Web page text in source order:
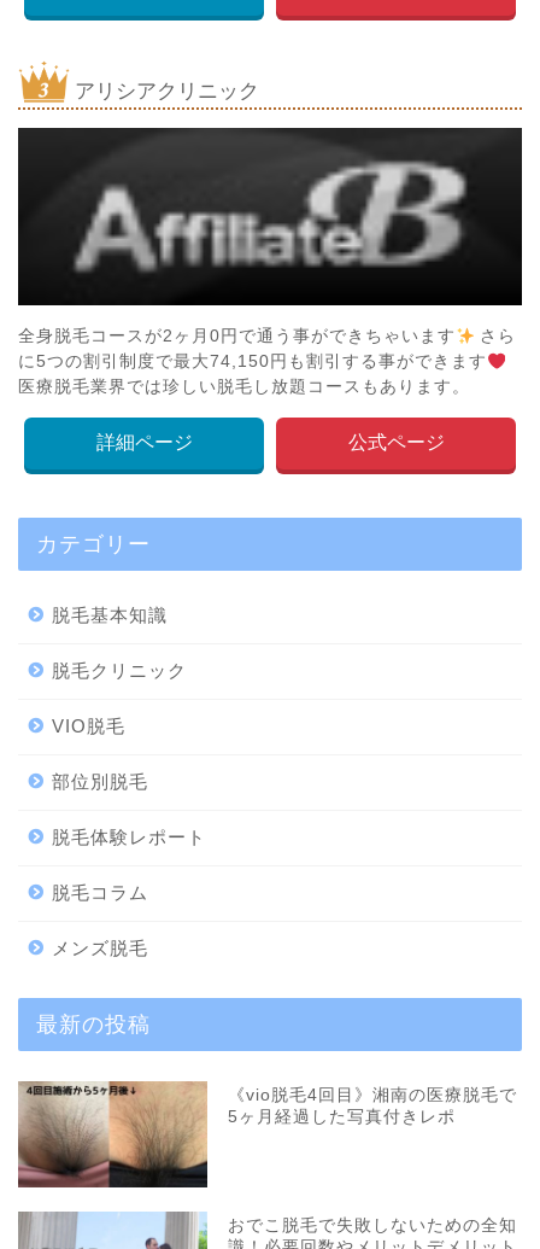
アリシアクリニック
全身脱毛コースが2ヶ月0円で通う事ができちゃいます
さら
に5つの割引制度で最大74,150円も割引する事ができます
医療脱毛業界では珍しい脱毛し放題コースもあります。
詳細ページ 公式ページ
カテゴリー
脱毛基本知識
脱毛クリニック
VIO脱毛
部位別脱毛
脱毛体験レポート
脱毛コラム
メンズ脱毛
最新の投稿
《vio脱毛4回目》湘南の医療脱毛で
5ヶ月経過した写真付きレポ
おでこ脱毛で失敗しないための全知